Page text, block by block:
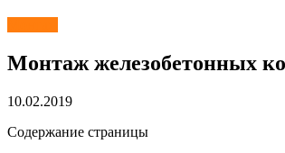
Монтаж железобетонных
10.02.2019
Содержание страницы